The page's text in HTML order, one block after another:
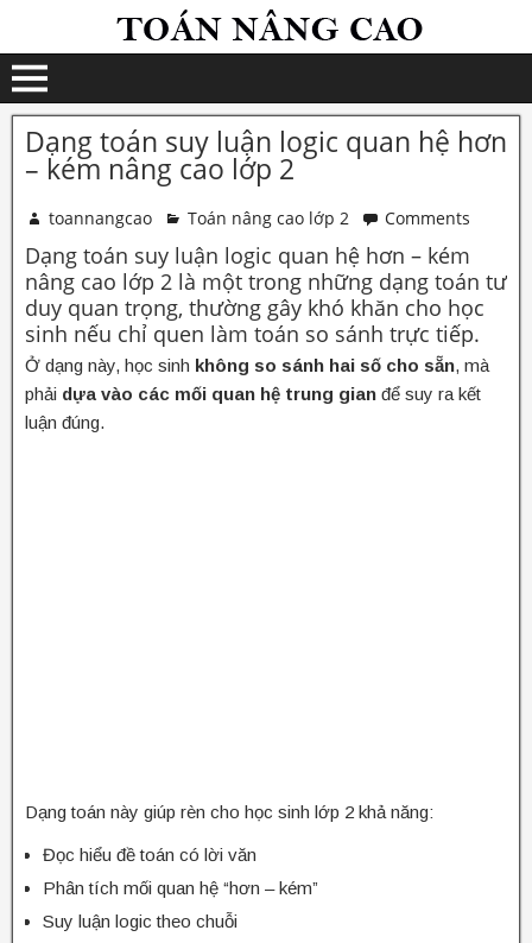
Dạng toán suy luận logic quan hệ hơn
– kém nâng cao lớp 2
toannangcao Toán nâng cao lớp 2 Comments
Dạng toán suy luận logic quan hệ hơn – kém
nâng cao lớp 2 là một trong những dạng toán tư
duy quan trọng, thường gây khó khăn cho học
sinh nếu chỉ quen làm toán so sánh trực tiếp.
Ở dạng này, học sinh không so sánh hai số cho sẵn, mà
phải dựa vào các mối quan hệ trung gian để suy ra kết
luận đúng.
Dạng toán này giúp rèn cho học sinh lớp 2 khả năng:
Đọc hiểu đề toán có lời văn
Phân tích mối quan hệ “hơn – kém”
Suy luận logic theo chuỗi